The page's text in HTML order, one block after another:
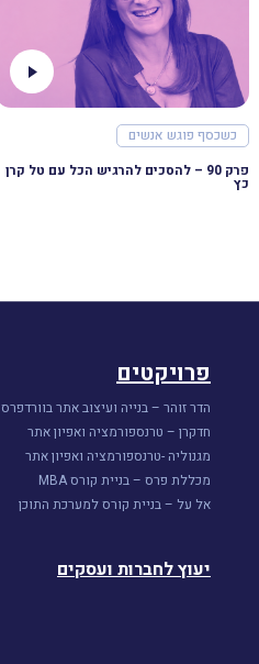
כשכסף פוגש אנשים
פרק 90 – להסכים להרגיש הכל עם טל קרן
כץ
פרויקטים
הדר זוהר – בנייה ועיצוב אתר בוורדפרס
חדקרן – טרנספורמציה ואפיון אתר
מגנוליה -טרנספורמציה ואפיון אתר
מכללת פרס – בניית קורס MBA
אל על – בניית קורס למערכת התוכן
יעוץ לחברות ועסקים